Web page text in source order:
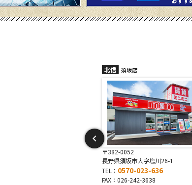
北信 長野稲田店
〒381-0042
長野県長野市稲田2-7-43
TEL：0570-025-457
FAX：026-254-5778